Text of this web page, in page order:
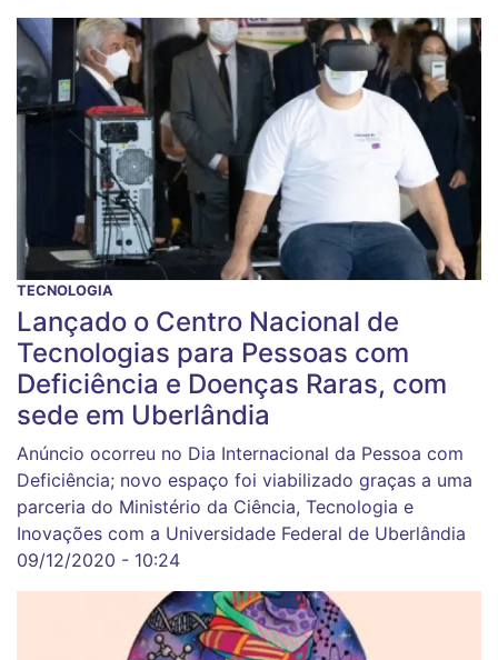
TECNOLOGIA
Lançado o Centro Nacional de
Tecnologias para Pessoas com
Deficiência e Doenças Raras, com
sede em Uberlândia
Anúncio ocorreu no Dia Internacional da Pessoa com
Deficiência; novo espaço foi viabilizado graças a uma
parceria do Ministério da Ciência, Tecnologia e
Inovações com a Universidade Federal de Uberlândia
09/12/2020 - 10:24